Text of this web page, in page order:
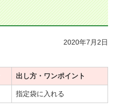
2020年7月2日
出し方・ワンポイント
指定袋に入れる